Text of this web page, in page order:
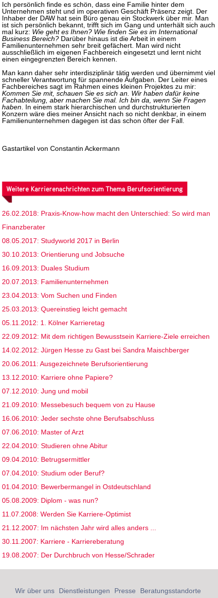
Ich persönlich finde es schön, dass eine Familie hinter dem
Unternehmen steht und im operativen Geschäft Präsenz zeigt. Der
Inhaber der DAW hat sein Büro genau ein Stockwerk über mir. Man
ist sich persönlich bekannt, trifft sich im Gang und unterhält sich auch
mal kurz: Wie geht es Ihnen? Wie finden Sie es im International
Business Bereich? Darüber hinaus ist die Arbeit in einem
Familienunternehmen sehr breit gefächert. Man wird nicht
ausschließlich im eigenen Fachbereich eingesetzt und lernt nicht
einen eingegrenzten Bereich kennen.
Man kann daher sehr interdisziplinär tätig werden und übernimmt viel
schneller Verantwortung für spannende Aufgaben. Der Leiter eines
Fachbereiches sagt im Rahmen eines kleinen Projektes zu mir:
Kommen Sie mit, schauen Sie es sich an. Wir haben dafür keine
Fachabteilung, aber machen Sie mal. Ich bin da, wenn Sie Fragen
haben. In einem stark hierarchischen und durchstrukturierten
Konzern wäre dies meiner Ansicht nach so nicht denkbar, in einem
Familienunternehmen dagegen ist das schon öfter der Fall.
Gastartikel von Constantin Ackermann
Weitere Karrierenachrichten zum Thema Berufsorientierung
26.02.2018: Praxis-Know-how macht den Unterschied: So wird man
Finanzberater
08.05.2017: Studyworld 2017 in Berlin
30.10.2013: Orientierung und Jobsuche
16.09.2013: Duales Studium
20.07.2013: Familienunternehmen
23.04.2013: Vom Suchen und Finden
25.03.2013: Quereinstieg leicht gemacht
05.11.2012: 1. Kölner Karrieretag
22.09.2012: Mit dem richtigen Bewusstsein Karriere-Ziele erreichen
14.02.2012: Jürgen Hesse zu Gast bei Sandra Maischberger
20.06.2011: Ausgezeichnete Berufsorientierung
13.12.2010: Karriere ohne Papiere?
07.12.2010: Jung und mobil
21.09.2010: Messebesuch bequem von zu Hause
16.06.2010: Jeder sechste ohne Berufsabschluss
07.06.2010: Master of Arzt
22.04.2010: Studieren ohne Abitur
09.04.2010: Betrugsermittler
07.04.2010: Studium oder Beruf?
01.04.2010: Bewerbermangel in Ostdeutschland
05.08.2009: Diplom - was nun?
11.07.2008: Werden Sie Karriere-Optimist
21.12.2007: Im nächsten Jahr wird alles anders ...
30.11.2007: Karriere - Karriereberatung
19.08.2007: Der Durchbruch von Hesse/Schrader
Wir über uns Dienstleistungen Presse
Beratungsstandorte